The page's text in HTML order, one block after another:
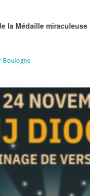
la Médaille miraculeuse
Boulogne